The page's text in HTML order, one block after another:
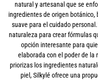
natural y artesanal que se
ingredientes de origen
suave para el cuidado
naturaleza para crear fórmulas
opción interesante para
elaborada con el poder de la
priorizas los ingredientes
piel, Silkylé ofrece una